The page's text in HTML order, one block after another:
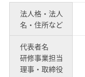
法人格・法人
名・住所など
代表者名
研修事業担当
理事・取締役